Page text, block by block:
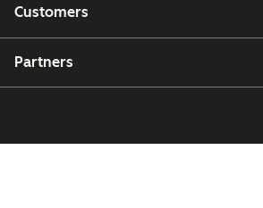
Customers
Partners